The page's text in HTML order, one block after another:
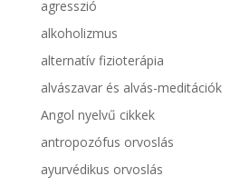
agresszió
alkoholizmus
alternatív fizioterápia
alvászavar és alvás-meditációk
Angol nyelvű cikkek
antropozófus orvoslás
ayurvédikus orvoslás